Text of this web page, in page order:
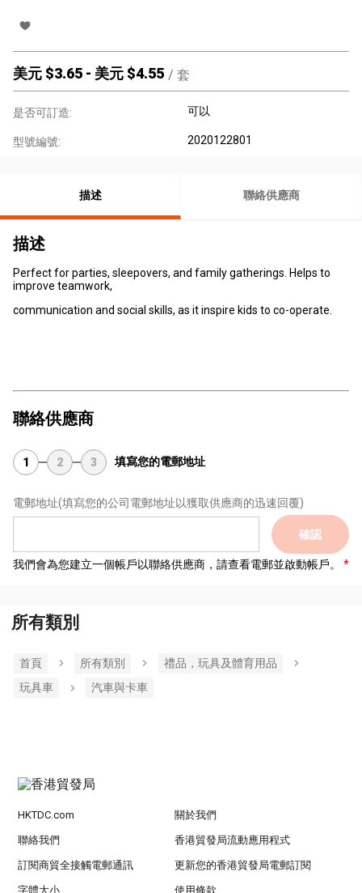
美元 $3.65 - 美元 $4.55 / 套
是否可訂造: 可以
型號編號: 2020122801
描述 聯絡供應商
描述
Perfect for parties, sleepovers, and family gatherings. Helps to
improve teamwork,
communication and social skills, as it inspire kids to co-operate.
聯絡供應商
1 2 3 填寫您的電郵地址
電郵地址(填寫您的公司電郵地址以獲取供應商的迅速回覆)
確認
我們會為您建立一個帳戶以聯絡供應商，請查看電郵並啟動帳戶。
所有類別
首頁 所有類別
禮品，玩具及體育用品
玩具車
汽車與卡車
HKTDC.com 關於我們
聯絡我們 香港貿發局流動應用程式
訂閱商貿全接觸電郵通訊 更新您的香港貿發局電郵訂閱
字體大小 使用條款